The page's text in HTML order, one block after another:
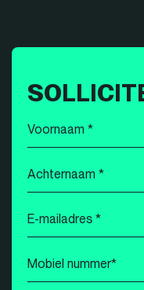
Voornaam
*
Achternaam
*
E-
mailadres
*
Mobiel
nummer